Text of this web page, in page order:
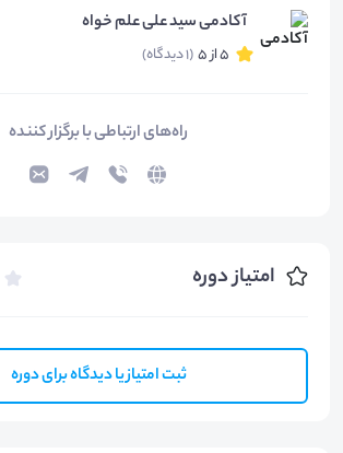
آکادمی سید علی علم خواه
5 از 5 (1 دیدگاه)
راه‌های ارتباطی با برگزار کننده
امتیاز دوره
ثبت امتیاز یا دیدگاه برای دوره